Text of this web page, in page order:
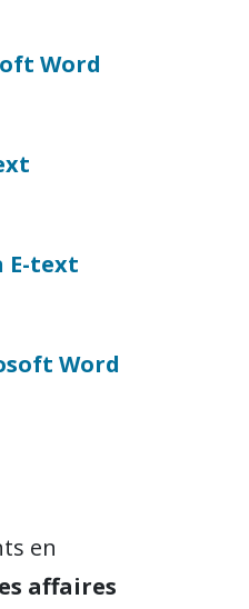
Word
E-text
Word
en
affaires